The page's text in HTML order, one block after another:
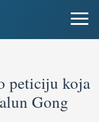
peticiju koja
Gong